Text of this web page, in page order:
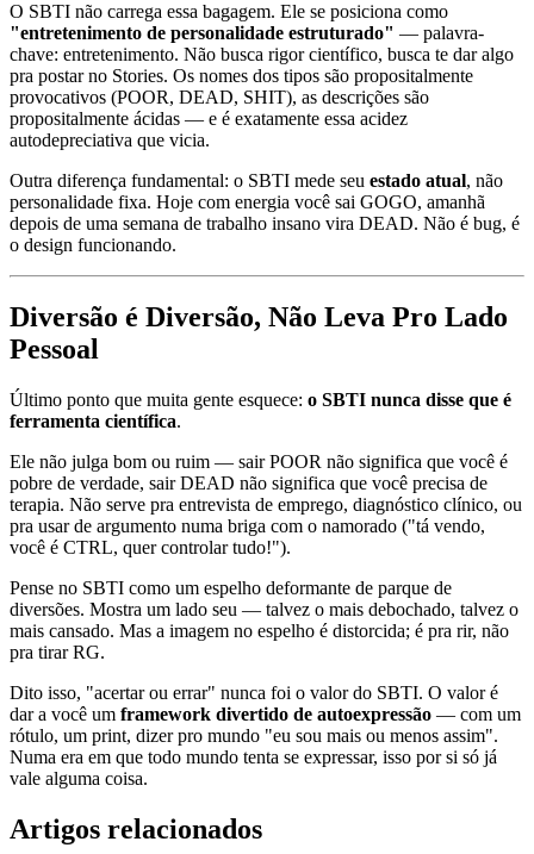
O SBTI não carrega essa bagagem. Ele se posiciona como
"entretenimento de personalidade estruturado" — palavra-
chave: entretenimento. Não busca rigor científico, busca te dar algo
pra postar no Stories. Os nomes dos tipos são propositalmente
provocativos (POOR, DEAD, SHIT), as descrições são
propositalmente ácidas — e é exatamente essa acidez
autodepreciativa que vicia.
Outra diferença fundamental: o SBTI mede seu estado atual, não
personalidade fixa. Hoje com energia você sai GOGO, amanhã
depois de uma semana de trabalho insano vira DEAD. Não é bug, é
o design funcionando.
Diversão é Diversão, Não Leva Pro Lado
Pessoal
Último ponto que muita gente esquece: o SBTI nunca disse que é
ferramenta científica.
Ele não julga bom ou ruim — sair POOR não significa que você é
pobre de verdade, sair DEAD não significa que você precisa de
terapia. Não serve pra entrevista de emprego, diagnóstico clínico, ou
pra usar de argumento numa briga com o namorado ("tá vendo,
você é CTRL, quer controlar tudo!").
Pense no SBTI como um espelho deformante de parque de
diversões. Mostra um lado seu — talvez o mais debochado, talvez o
mais cansado. Mas a imagem no espelho é distorcida; é pra rir, não
pra tirar RG.
Dito isso, "acertar ou errar" nunca foi o valor do SBTI. O valor é
dar a você um framework divertido de autoexpressão — com um
rótulo, um print, dizer pro mundo "eu sou mais ou menos assim".
Numa era em que todo mundo tenta se expressar, isso por si só já
vale alguma coisa.
Artigos relacionados